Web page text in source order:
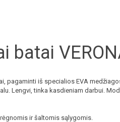
batai
pagaminti iš specialios EVA
Lengvi, tinka kasdieniam darbui.
ir šaltomis sąlygomis.